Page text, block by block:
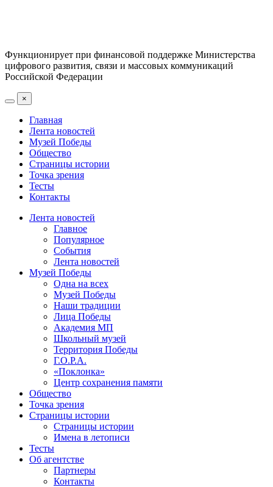
Функционирует при финансовой поддержке Министерства
цифрового развития, связи и массовых коммуникаций
Российской Федерации
×
Главная
Лента новостей
Музей Победы
Общество
Страницы истории
Точка зрения
Тесты
Контакты
Лента новостей
Главное
Популярное
События
Лента новостей
Музей Победы
Одна на всех
Музей Победы
Наши традиции
Лица Победы
Академия МП
Школьный музей
Территория Победы
Г.О.Р.А.
«Поклонка»
Центр сохранения памяти
Общество
Точка зрения
Страницы истории
Страницы истории
Имена в летописи
Тесты
Об агентстве
Партнеры
Контакты